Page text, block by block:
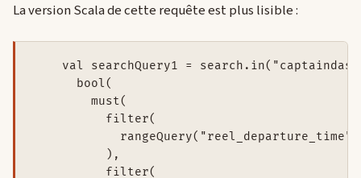
La version Scala de cette requête est plus lisible :
val searchQuery1 =
      bool(
        must(
          filter(
          ),
          filter(